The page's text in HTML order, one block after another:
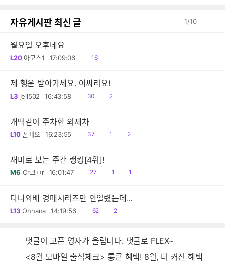
자유게시판 최신 글 1/10
월요일 오후네요
L20 아모스1 17:09:06
읽
16
제 행운 받아가세요. 아싸리요!
L3 jeil502 16:43:58
읽
30
공
2
개떡같이 주차한 외제차
L10 꿀베오 16:23:55
읽
37
공1
댓
2
재미로 보는 주간 랭킹[4위]!
M6 Or크ㅁr 16:01:47
읽
27
공1
댓1
다나와배 경매시리즈만 안열렸는데...
L13 Ohhana 14:19:56
읽
62
댓
2
댓글이 고픈 영자가 올립니다. 댓글로 FLEX~
<8월 모바일 출석체크> 통큰 혜택! 8월, 더 커진 혜택